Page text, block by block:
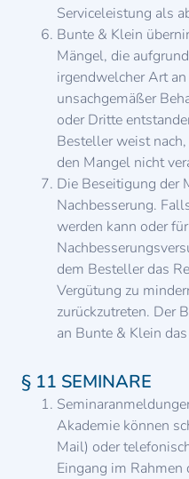
Serviceleistung als
Bunte & Klein
Mängel, die
irgendwelcher Art
unsachgemäßer
oder Dritte
Besteller weist
den Mangel nicht
Die Beseitigung der
Nachbesserung.
werden kann oder
dem Besteller das
Vergütung zu
zurückzutreten. Der
an Bunte & Klein
§ 11 SEMINARE
Akademie können
Mail) oder
Eingang im Rahmen